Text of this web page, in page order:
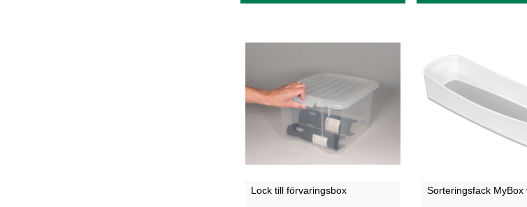
Lock till förvaringsbox Sorteringsfack MyBox